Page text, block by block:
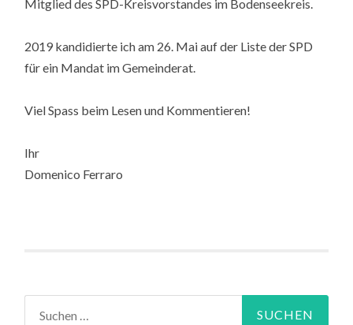
Mitglied des SPD-Kreisvorstandes im Bodenseekreis.
2019 kandidierte ich am 26. Mai auf der Liste der SPD
für ein Mandat im Gemeinderat.
Viel Spass beim Lesen und Kommentieren!
Ihr
Domenico Ferraro